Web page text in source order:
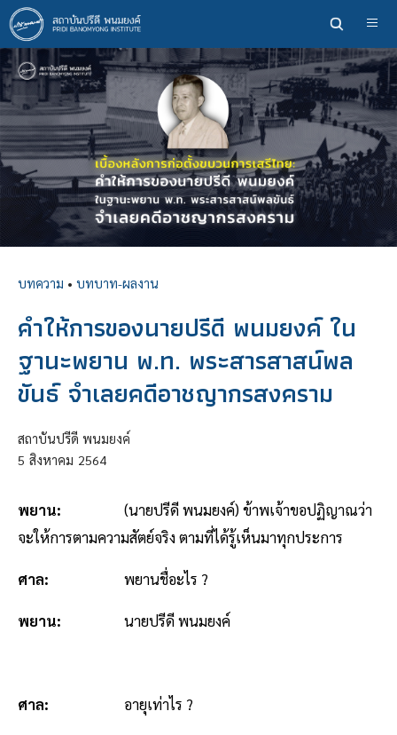
ข้าม
ไป
ยัง
เนื้อหา
หลัก
บทความ • บทบาท-ผลงาน
คำให้การของนายปรีดี พนมยงค์ ใน
ฐานะพยาน พ.ท. พระสารสาสน์พล
ขันธ์ จำเลยคดีอาชญากรสงคราม
สถาบันปรีดี พนมยงค์
5 สิงหาคม 2564
พยาน:
(นายปรีดี พนมยงค์) ข้าพเจ้าขอปฏิญาณว่า
จะให้การตามความสัตย์จริง ตามที่ได้รู้เห็นมาทุกประการ
ศาล: พยานชื่อะไร ?
พยาน: นายปรีดี พนมยงค์
ศาล: อายุเท่าไร ?